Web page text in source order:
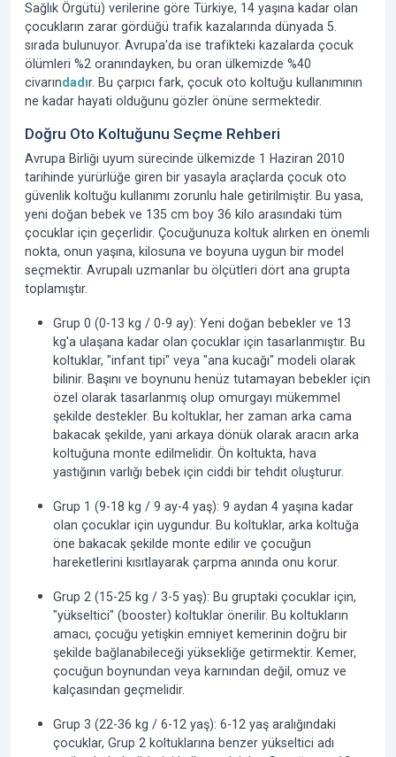
Sağlık Örgütü) verilerine göre Türkiye, 14 yaşına kadar olan
çocukların zarar gördüğü trafik kazalarında dünyada 5.
sırada bulunuyor. Avrupa'da ise trafikteki kazalarda çocuk
ölümleri %2 oranındayken, bu oran ülkemizde %40
civarındadır. Bu çarpıcı fark, çocuk oto koltuğu kullanımının
ne kadar hayati olduğunu gözler önüne sermektedir.
Doğru Oto Koltuğunu Seçme Rehberi
Avrupa Birliği uyum sürecinde ülkemizde 1 Haziran 2010
tarihinde yürürlüğe giren bir yasayla araçlarda çocuk oto
güvenlik koltuğu kullanımı zorunlu hale getirilmiştir. Bu yasa,
yeni doğan bebek ve 135 cm boy 36 kilo arasındaki tüm
çocuklar için geçerlidir. Çocuğunuza koltuk alırken en önemli
nokta, onun yaşına, kilosuna ve boyuna uygun bir model
seçmektir. Avrupalı uzmanlar bu ölçütleri dört ana grupta
toplamıştır.
Grup 0 (0-13 kg / 0-9 ay): Yeni doğan bebekler ve 13
kg'a ulaşana kadar olan çocuklar için tasarlanmıştır. Bu
koltuklar, "infant tipi" veya "ana kucağı" modeli olarak
bilinir. Başını ve boynunu henüz tutamayan bebekler için
özel olarak tasarlanmış olup omurgayı mükemmel
şekilde destekler. Bu koltuklar, her zaman arka cama
bakacak şekilde, yani arkaya dönük olarak aracın arka
koltuğuna monte edilmelidir. Ön koltukta, hava
yastığının varlığı bebek için ciddi bir tehdit oluşturur.
Grup 1 (9-18 kg / 9 ay-4 yaş): 9 aydan 4 yaşına kadar
olan çocuklar için uygundur. Bu koltuklar, arka koltuğa
öne bakacak şekilde monte edilir ve çocuğun
hareketlerini kısıtlayarak çarpma anında onu korur.
Grup 2 (15-25 kg / 3-5 yaş): Bu gruptaki çocuklar için,
"yükseltici" (booster) koltuklar önerilir. Bu koltukların
amacı, çocuğu yetişkin emniyet kemerinin doğru bir
şekilde bağlanabileceği yüksekliğe getirmektir. Kemer,
çocuğun boynundan veya karnından değil, omuz ve
kalçasından geçmelidir.
Grup 3 (22-36 kg / 6-12 yaş): 6-12 yaş aralığındaki
çocuklar, Grup 2 koltuklarına benzer yükseltici adı